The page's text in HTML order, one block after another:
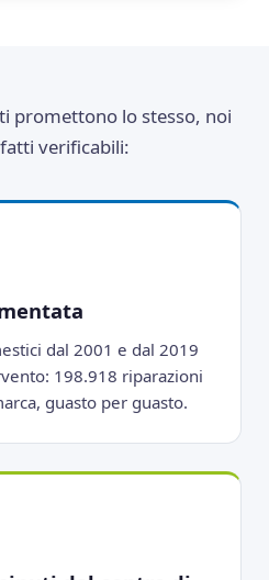
promettono lo stesso, noi
verificabili:
dal 2001 e dal 2019
198.918 riparazioni
guasto per guasto.